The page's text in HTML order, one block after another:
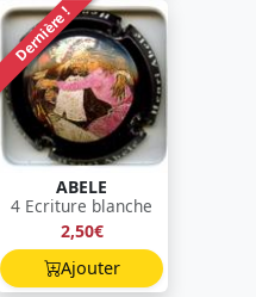
Dernière !
ABELE
4 Ecriture blanche
2,50€
Ajouter